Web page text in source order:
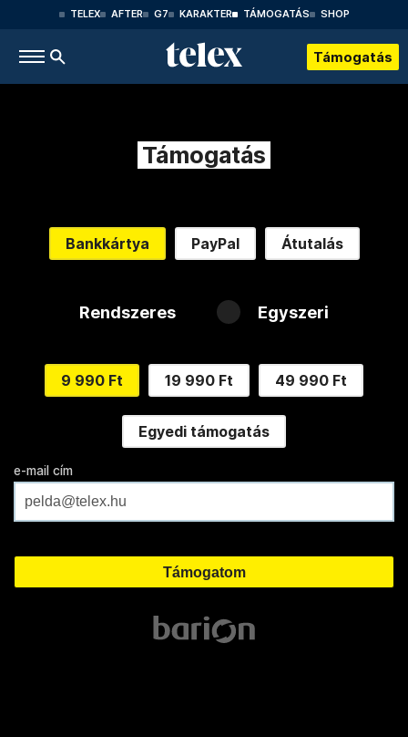
TELEX AFTER G7 KARAKTER TÁMOGATÁS SHOP
Támogatás
Támogatás
Bankkártya PayPal Átutalás
Rendszeres Egyszeri
9 990 Ft 19 990 Ft 49 990 Ft
Egyedi támogatás
e-mail cím